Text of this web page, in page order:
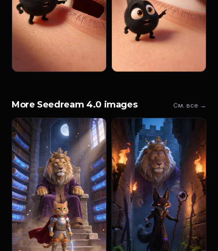
More Seedream 4.0 images См. все →